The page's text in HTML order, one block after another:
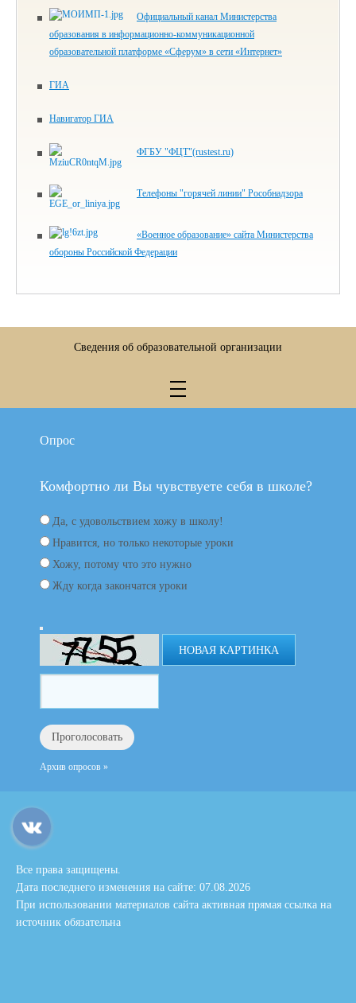
Официальный канал Министерства
образования в информационно-коммуникационной
образовательной платформе «Сферум» в сети «Интернет»
ГИА
Навигатор ГИА
ФГБУ "ФЦТ"(rustest.ru)
Телефоны "горячей линии" Рособнадзора
«Военное образование» сайта Министерства
обороны Российской Федерации
Сведения об образовательной организации
Опрос
Комфортно ли Вы чувствуете себя в школе?
Да, с удовольствием хожу в школу!
Нравится, но только некоторые уроки
Хожу, потому что это нужно
Жду когда закончатся уроки
НОВАЯ КАРТИНКА
Архив опросов »
Все права защищены.
Дата последнего изменения на сайте: 07.08.2026
При использовании материалов сайта активная прямая ссылка на
источник обязательна